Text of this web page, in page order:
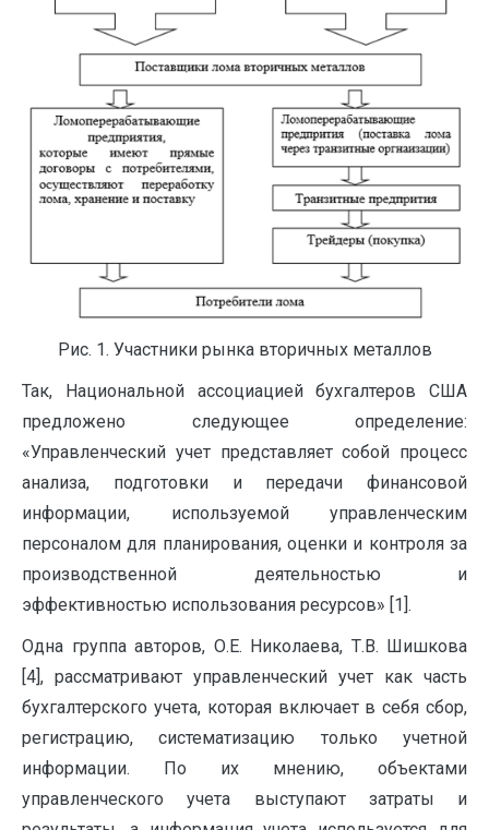
Рис. 1. Участники рынка вторичных металлов
Так, Национальной ассоциацией бухгалтеров США
предложено следующее определение:
«Управленческий учет представляет собой процесс
анализа, подготовки и передачи финансовой
информации, используемой управленческим
персоналом для планирования, оценки и контроля за
производственной деятельностью и
эффективностью использования ресурсов» [1].
Одна группа авторов, О.Е. Николаева, Т.В. Шишкова
[4], рассматривают управленческий учет как часть
бухгалтерского учета, которая включает в себя сбор,
регистрацию, систематизацию только учетной
информации. По их мнению, объектами
управленческого учета выступают затраты и